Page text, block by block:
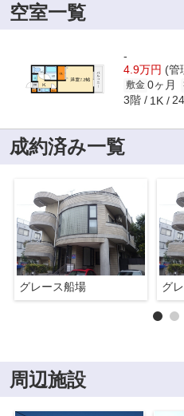
空室一覧
-
4.9万円 (管
敷金 0ヶ月
3階 1K
成約済み一覧
グレース船場 グ
周辺施設